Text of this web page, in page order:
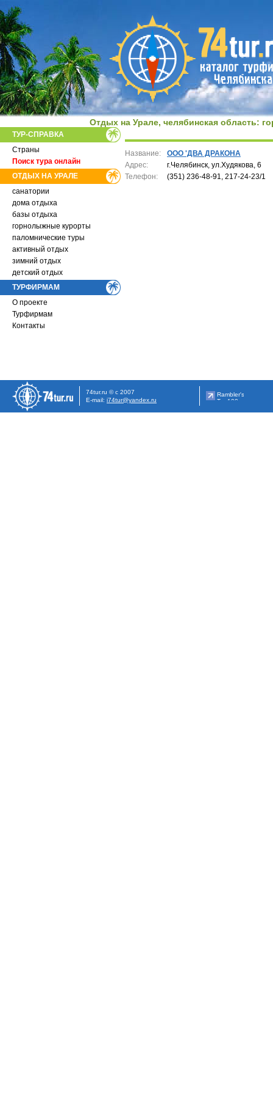
Отдых на Урале, челябинская область:
ТУР-СПРАВКА
Страны
Поиск тура онлайн
ОТДЫХ НА УРАЛЕ
санатории
дома отдыха
базы отдыха
горнолыжные курорты
паломнические туры
активный отдых
зимний отдых
детский отдых
ТУРФИРМАМ
О проекте
Турфирмам
Контакты
Название:
Адрес:
Телефон:
ООО 'ДВА ДРАКОНА
г.Челябинск, ул.Худякова, 6
(351) 236-48-91, 217-24-23/1
74tur.ru © с 2007
E-mail: i74tur@yandex.ru